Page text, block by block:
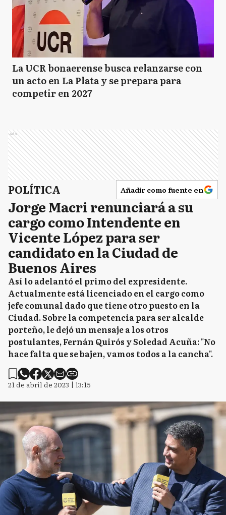
La UCR bonaerense busca relanzarse con
un acto en La Plata y se prepara para
competir en 2027
Ads
POLÍTICA Añadir como fuente en
Jorge Macri renunciará a su
cargo como Intendente en
Vicente López para ser
candidato en la Ciudad de
Buenos Aires
Así lo adelantó el primo del expresidente.
Actualmente está licenciado en el cargo como
jefe comunal dado que tiene otro puesto en la
Ciudad. Sobre la competencia para ser alcalde
porteño, le dejó un mensaje a los otros
postulantes, Fernán Quirós y Soledad Acuña: "No
hace falta que se bajen, vamos todos a la cancha".
21 de abril de 2023 | 13:15